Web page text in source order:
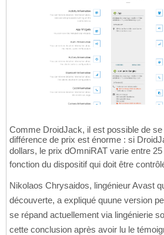
Comme DroidJack, il est possible de
différence de prix est énorme : si
dollars, le prix dOmniRAT varie entre
fonction du dispositif qui doit être
Nikolaos Chrysaidos, lingénieur Avast
découverte, a expliqué quune version
se répand actuellement via lingénierie
cette conclusion après avoir lu le